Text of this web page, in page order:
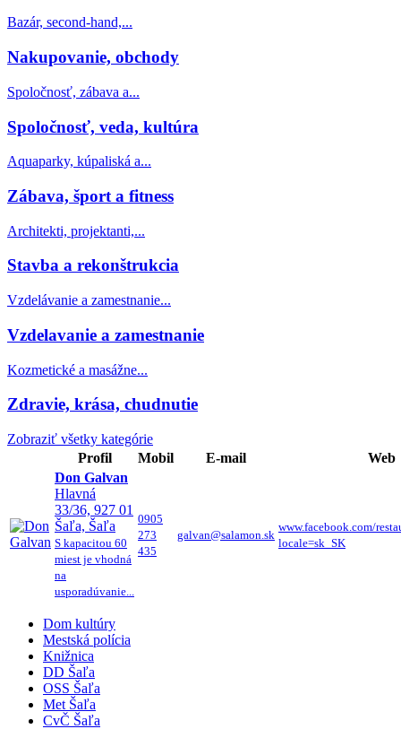
Bazár, second-hand,...
Nakupovanie, obchody
Spoločnosť, zábava a...
Spoločnosť, veda, kultúra
Aquaparky, kúpaliská a...
Zábava, šport a fitness
Architekti, projektanti,...
Stavba a rekonštrukcia
Vzdelávanie a zamestnanie...
Vzdelavanie a zamestnanie
Kozmetické a masážne...
Zdravie, krása, chudnutie
Zobraziť všetky kategórie
Profil
Mobil E-mail
Web
Don Galvan
Hlavná
33/36, 927 01
Šaľa, Šaľa
S kapacitou 60
miest je vhodná
na
usporadúvanie...
0905
273
435
galvan@salamon.sk
www.facebook.com/
locale=sk_SK
Dom kultúry
Mestská polícia
Knižnica
DD Šaľa
OSS Šaľa
Met Šaľa
CvČ Šaľa